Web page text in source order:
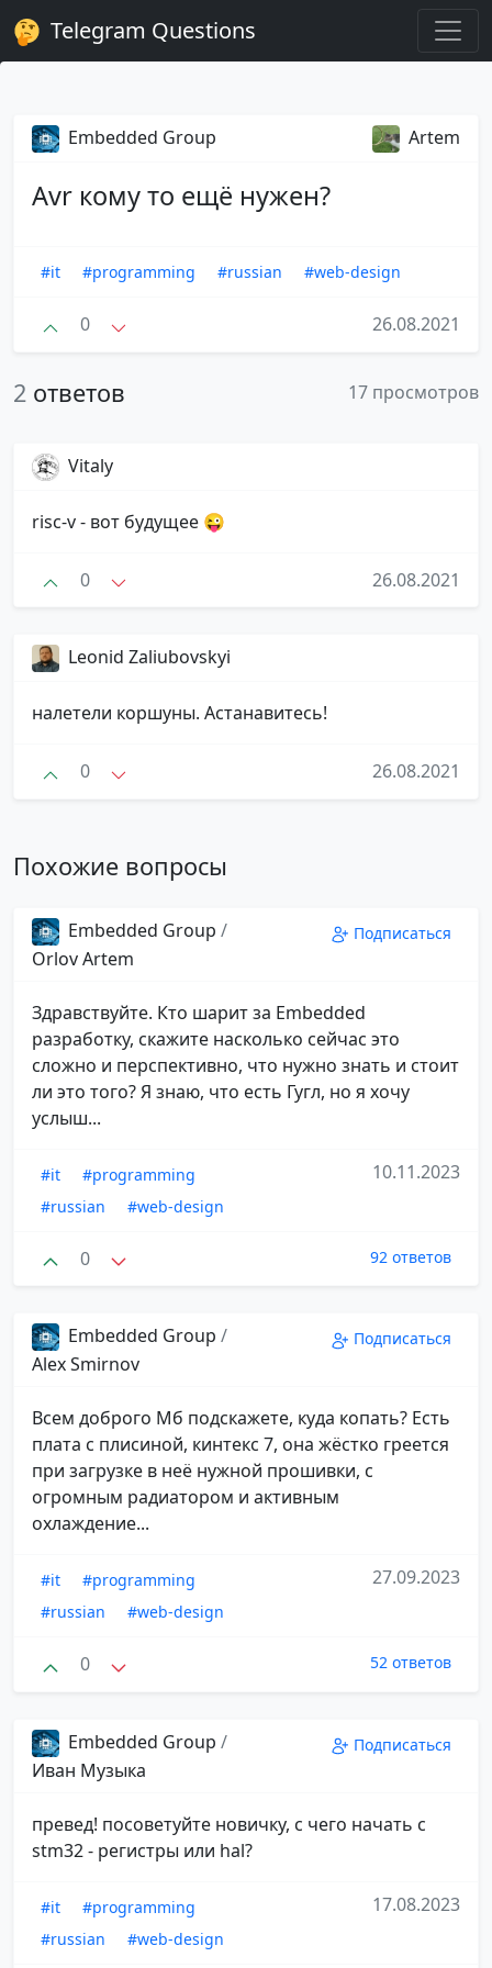
Telegram Questions
Embedded Group Artem
Avr кому то ещё нужен?
#it #programming #russian #web-design
0 26.08.2021
2 ответов 17 просмотров
Vitaly
risc-v - вот будущее 😜
0 26.08.2021
Leonid Zaliubovskyi
налетели коршуны. Астанавитесь!
0 26.08.2021
Похожие вопросы
Embedded Group /
Orlov Artem
Подписаться
Здравствуйте. Кто шарит за Embedded
разработку, скажите насколько сейчас это
сложно и перспективно, что нужно знать и стоит
ли это того? Я знаю, что есть Гугл, но я хочу
услыш...
#it
#programming
#russian
#web-design
10.11.2023
0 92 ответов
Embedded Group /
Alex Smirnov
Подписаться
Всем доброго Мб подскажете, куда копать? Есть
плата с плисиной, кинтекс 7, она жёстко греется
при загрузке в неё нужной прошивки, с
огромным радиатором и активным
охлаждение...
#it
#programming
#russian
#web-design
27.09.2023
0 52 ответов
Embedded Group /
Иван Музыка
Подписаться
превед! посоветуйте новичку, с чего начать с
stm32 - регистры или hal?
#it
#programming
#russian
#web-design
17.08.2023